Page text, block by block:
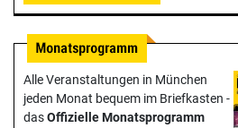
Alle Veranstaltungen in München
jeden Monat bequem im Briefkasten -
dasOffizielle Monats­programm